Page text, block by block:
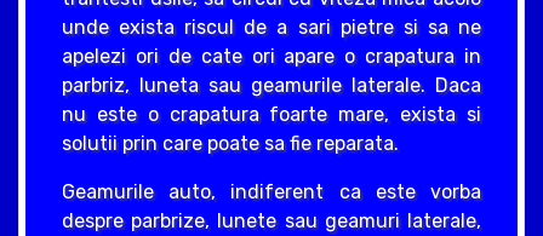
unde exista riscul de a sari pietre si sa ne
apelezi ori de cate ori apare o crapatura in
parbriz, luneta sau geamurile laterale. Daca
nu este o crapatura foarte mare, exista si
solutii prin care poate sa fie reparata.
Geamurile auto, indiferent ca este vorba
despre parbrize, lunete sau geamuri laterale,